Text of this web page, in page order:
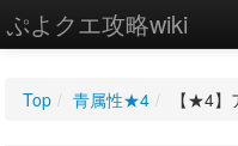
ぷよクエ攻略wiki
Top / 青属性★4 / 【★4】